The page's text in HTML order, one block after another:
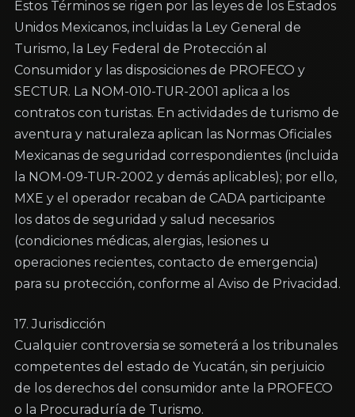
Estos Términos se rigen por las leyes de los Estados
Unidos Mexicanos, incluidas la Ley General de
Turismo, la Ley Federal de Protección al
Consumidor y las disposiciones de PROFECO y
SECTUR. La NOM-010-TUR-2001 aplica a los
contratos con turistas. En actividades de turismo de
aventura y naturaleza aplican las Normas Oficiales
Mexicanas de seguridad correspondientes (incluida
la NOM-09-TUR-2002 y demás aplicables); por ello,
MXE y el operador recaban de CADA participante
los datos de seguridad y salud necesarios
(condiciones médicas, alergias, lesiones u
operaciones recientes, contacto de emergencia)
para su protección, conforme al Aviso de Privacidad.
17. Jurisdicción
Cualquier controversia se someterá a los tribunales
competentes del estado de Yucatán, sin perjuicio
de los derechos del consumidor ante la PROFECO
o la Procuraduría de Turismo.